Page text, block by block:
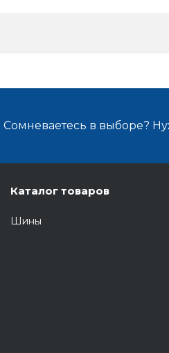
Сомневаетесь в выборе?
Каталог товаров
Шины